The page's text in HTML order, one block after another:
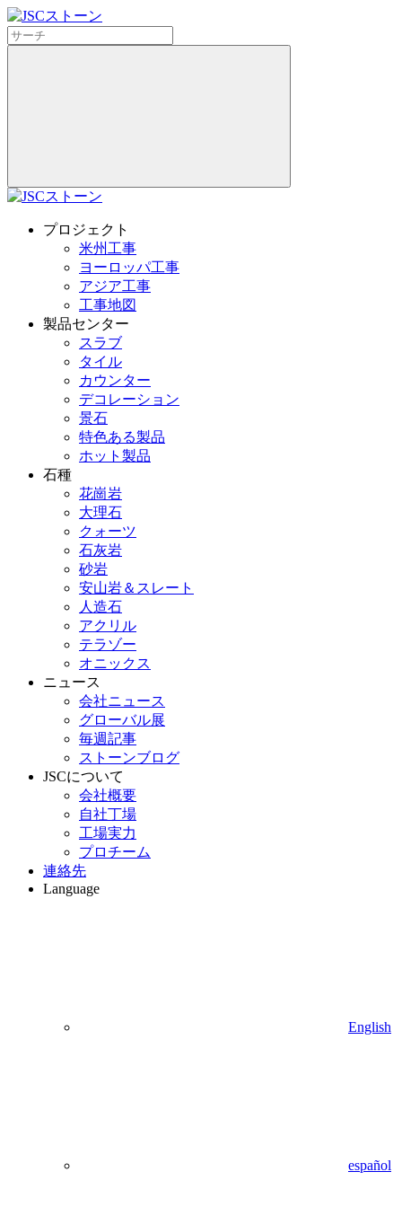
プロジェクト
米州工事
ヨーロッパ工事
アジア工事
工事地図
製品センター
スラブ
タイル
カウンター
デコレーション
景石
特色ある製品
ホット製品
石種
花崗岩
大理石
クォーツ
石灰岩
砂岩
安山岩＆スレート
人造石
アクリル
テラゾー
オニックス
ニュース
会社ニュース
グローバル展
毎週記事
ストーンブログ
JSCについて
会社概要
自社丁場
工場実力
プロチーム
連絡先
Language
English
español